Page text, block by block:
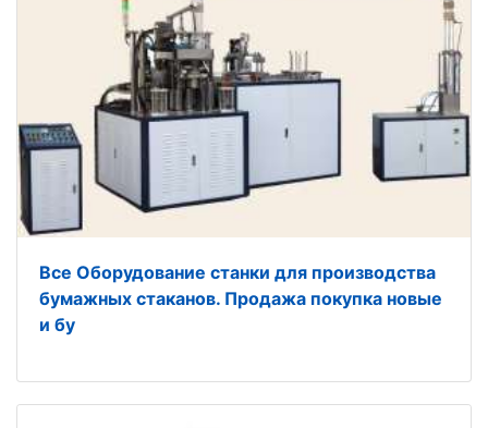
Все Оборудование станки для производства
бумажных стаканов. Продажа покупка новые
и бу